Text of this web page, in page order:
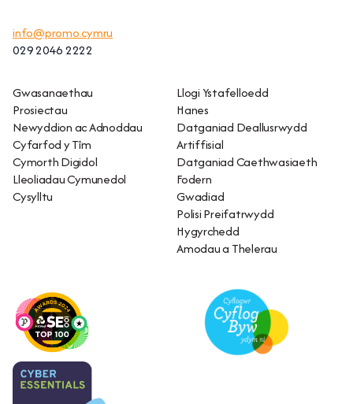
info@promo.cymru
029 2046 2222
Gwasanaethau
Prosiectau
Newyddion ac Adnoddau
Cyfarfod y Tîm
Cymorth Digidol
Lleoliadau Cymunedol
Cysylltu
Llogi Ystafelloedd
Hanes
Datganiad Deallusrwydd
Artiffisial
Datganiad Caethwasiaeth
Fodern
Gwadiad
Polisi Preifatrwydd
Hygyrchedd
Amodau a Thelerau